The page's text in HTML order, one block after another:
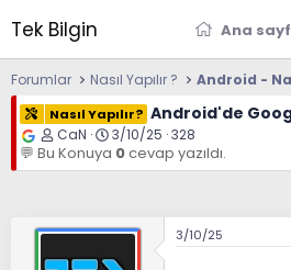
Tek Bilgin Ana
Forumlar Nasıl Yapılır ? Android -
Nasıl Yapılır? Android'de
K
o
n
B
ş
CaN
B
a
g
ç
3/10/25 328
💬 Bu Konuya 0cevap yazıldı.
3/10/25